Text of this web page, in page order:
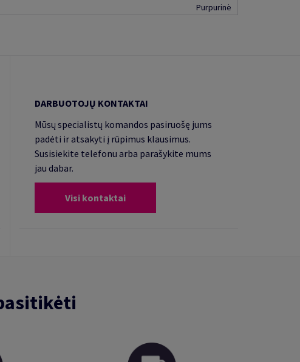
Purpurinė
DARBUOTOJŲ KONTAKTAI
Mūsų specialistų komandos pasiruošę jums
padėti ir atsakyti į rūpimus klausimus.
Susisiekite telefonu arba parašykite mums
jau dabar.
Visi kontaktai